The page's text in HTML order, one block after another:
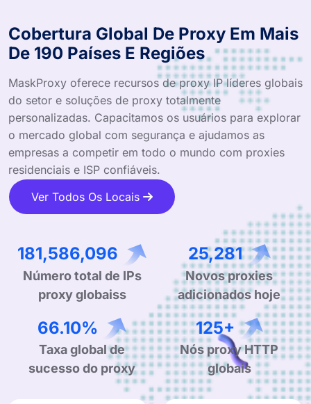
Cobertura Global De Proxy Em Mais
De 190 Países E Regiões
MaskProxy oferece recursos de proxy IP líderes globais
do setor e soluções de proxy totalmente
personalizadas. Capacitamos os usuários para explorar
o mercado global com segurança e ajudamos as
empresas a competir em todo o mundo com proxies
residenciais e ISP confiáveis.
Ver Todos Os Locais
268,845,744
Número total de IPs
proxy globaiss
37,686
Novos proxies
adicionados hoje
99.90%
Taxa global de
sucesso do proxy
190+
Nós proxy HTTP
globais